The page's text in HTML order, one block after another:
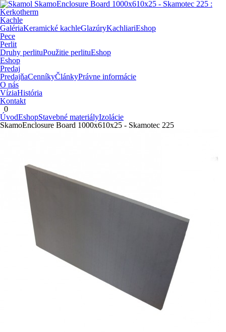
Kachle
GalériaKeramické kachleGlazúryKachliariEshop
Pece
Perlit
Druhy perlituPoužitie perlituEshop
Eshop
Predaj
PredajňaCenníkyČlánkyPrávne informácie
O nás
VíziaHistória
Kontakt
0
ÚvodEshopStavebné materiályIzolácie
SkamoEnclosure Board 1000x610x25 - Skamotec 225